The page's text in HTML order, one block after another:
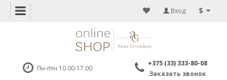
$
Вход
Пн-птн 10.00-17.00
+375 (33) 333-80-08
Заказать звонок